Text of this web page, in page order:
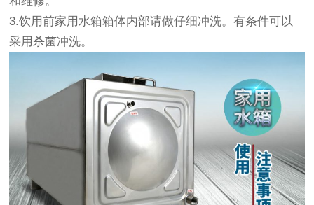
3.饮用前家用水箱箱体内部请做仔细冲洗。有条件可以
采用杀菌冲洗。